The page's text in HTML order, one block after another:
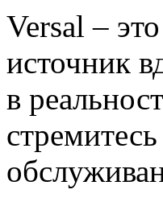
Versal –
источник
в